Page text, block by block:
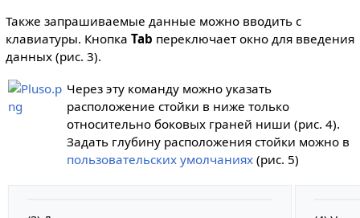
Также запрашиваемые данные можно вводить с
клавиатуры. Кнопка Tab переключает окно для введения
данных (рис. 3).
Через эту команду можно указать
расположение стойки в ниже только
относительно боковых граней ниши (рис. 4).
Задать глубину расположения стойки можно в
пользовательских умолчаниях(рис. 5)